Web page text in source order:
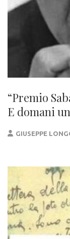
“Premio
E domani
GIUSEPPE